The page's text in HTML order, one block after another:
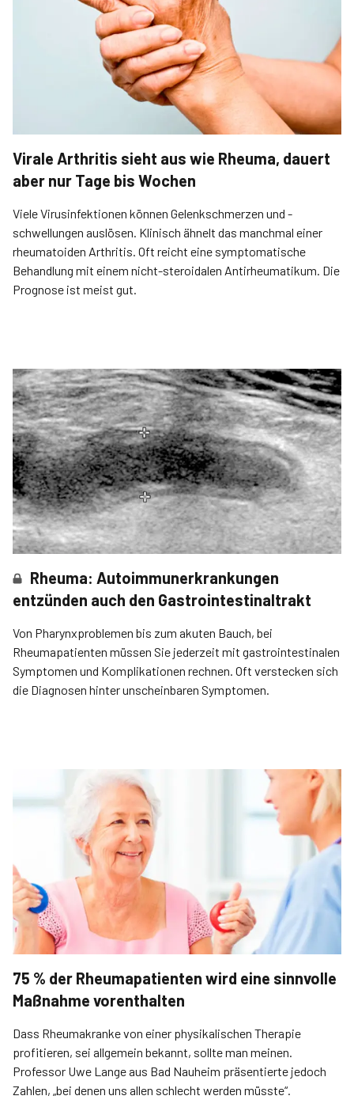
Virale Arthritis sieht aus wie Rheuma, dauert
aber nur Tage bis Wochen
Viele Virusinfektionen können Gelenkschmerzen und -
schwellungen auslösen. Klinisch ähnelt das manchmal einer
rheumato­iden Arthritis. Oft reicht eine symptomatische
Behandlung mit einem nicht-steroidalen Antirheumatikum. Die
Prognose ist meist gut.
Rheuma: Autoimmunerkrankungen
entzünden auch den Gastrointestinaltrakt
Von Pharynxproblemen bis zum akuten Bauch, bei
Rheumapatienten müssen Sie jederzeit mit gastrointestinalen
Symptomen und Komplikationen rechnen. Oft verstecken sich
die Diagnosen hinter unscheinbaren Symptomen.
75 % der Rheumapatienten wird eine sinnvolle
Maßnahme vorenthalten
Dass Rheumakranke von einer physikalischen Therapie
profitieren, sei allgemein bekannt, sollte man meinen.
Professor Uwe Lange aus Bad Nauheim präsentierte jedoch
Zahlen, „bei denen uns allen schlecht werden müsste“.